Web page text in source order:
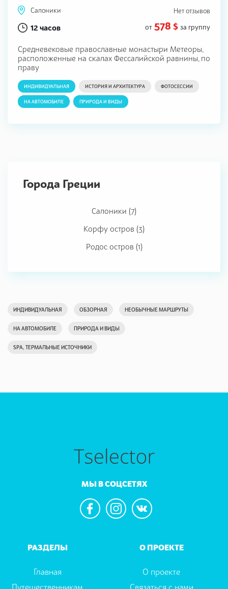
Салоники Нет отзывов
12 часов от 578 $ за группу
Средневековые православные монастыри Метеоры,
расположенные на скалах Фессалийской равнины, по
праву
ИНДИВИДУАЛЬНАЯ ИСТОРИЯ И АРХИТЕКТУРА ФОТОСЕССИИ
НА АВТОМОБИЛЕ ПРИРОДА И ВИДЫ
Города Греции
Салоники (7)
Корфу остров (3)
Родос остров (1)
ИНДИВИДУАЛЬНАЯ ОБЗОРНАЯ НЕОБЫЧНЫЕ МАРШРУТЫ
НА АВТОМОБИЛЕ ПРИРОДА И ВИДЫ
SPA, ТЕРМАЛЬНЫЕ ИСТОЧНИКИ
РАЗДЕЛЫ
Главная
О ПРОЕКТЕ
О проекте
МЫ В СОЦСЕТЯХ